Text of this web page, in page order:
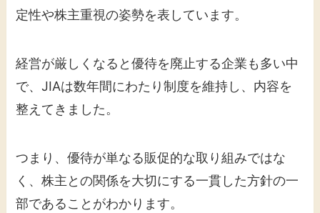
定性や株主重視の姿勢を表しています。
経営が厳しくなると優待を廃止する企業も多い中
で、JIAは数年間にわたり制度を維持し、内容を
整えてきました。
つまり、優待が単なる販促的な取り組みではな
く、株主との関係を大切にする一貫した方針の一
部であることがわかります。